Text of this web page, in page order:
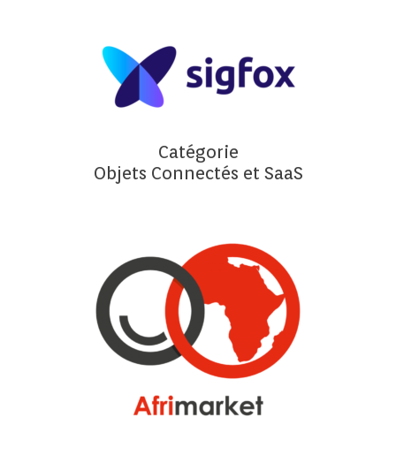
Catégorie
Objets Connectés et SaaS